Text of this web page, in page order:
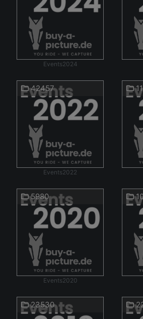
Events2024
42457
Events2022
5980
Events2020
23530